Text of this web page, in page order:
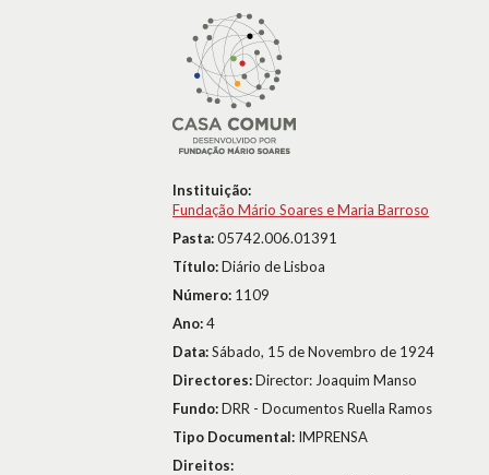
Instituição:
Fundação Mário Soares e Maria Barroso
Pasta:05742.006.01391
Título:Diário de Lisboa
Número: 1109
Ano:4
Data:Sábado, 15 de Novembro de 1924
Directores:Director: Joaquim Manso
Fundo:DRR - Documentos Ruella Ramos
Tipo Documental: IMPRENSA
Direitos: